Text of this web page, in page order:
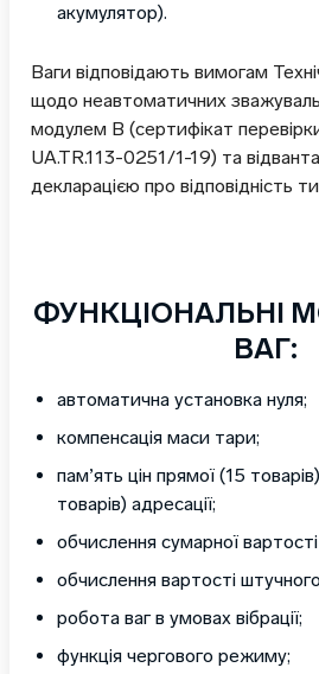
акумулятор).
Ваги відповідають вимогам
щодо неавтоматичних
модулем В (сертифікат
UA.TR.113-0251/1-19) та
декларацією про відповідність
ФУНКЦІОНАЛЬНІ
ВАГ:
автоматична установка нуля;
компенсація маси тари;
пам’ять цін прямої (15
товарів) адресації;
обчислення сумарної
обчислення вартості
робота ваг в умовах вібрації;
функція чергового режиму;